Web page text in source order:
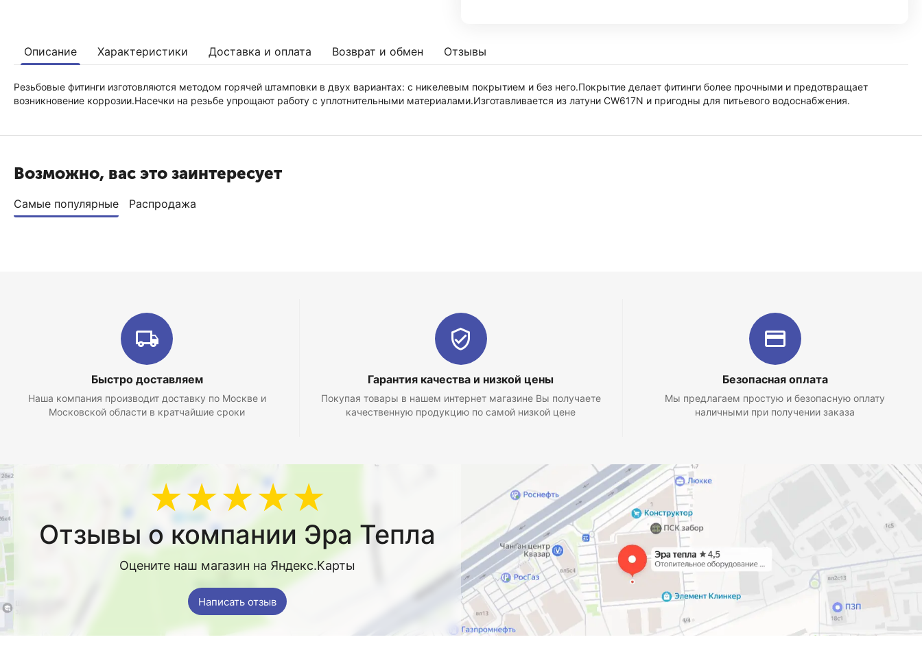
Описание Характеристики Доставка и оплата Возврат и обмен Отзывы
Резьбовые фитинги изготовляются методом горячей штамповки в двух вариантах: с никелевым покрытием и без него.Покрытие делает фитинги более прочными и предотвращает
возникновение коррозии.Насечки на резьбе упрощают работу с уплотнительными материалами.Изготавливается из латуни CW617N и пригодны для питьевого водоснабжения.
Возможно, вас это заинтересует
Самые популярные Распродажа
Быстро доставляем
Наша компания производит доставку по Москве и
Московской области в кратчайшие сроки
Гарантия качества и низкой цены
Покупая товары в нашем интернет магазине Вы получаете
качественную продукцию по самой низкой цене
Безопасная оплата
Мы предлагаем простую и безопасную оплату
наличными при получении заказа
★★★★★
Отзывы о компании Эра Тепла
Оцените наш магазин на Яндекс.Карты
Написать отзыв